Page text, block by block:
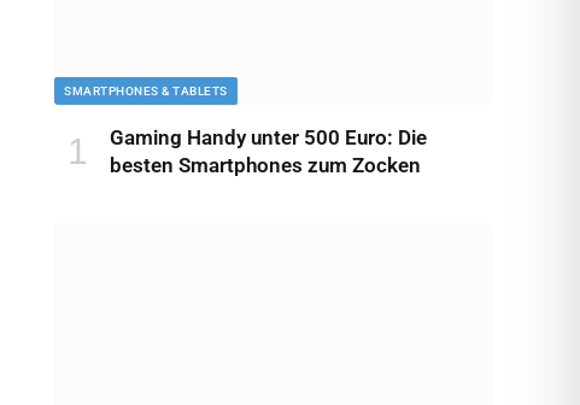
SMARTPHONES & TABLETS
Gaming Handy unter 500 Euro: Die
besten Smartphones zum Zocken